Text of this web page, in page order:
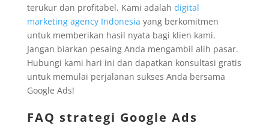
terukur dan profitabel. Kami adalah digital
marketing agency Indonesia yang berkomitmen
untuk memberikan hasil nyata bagi klien kami.
Jangan biarkan pesaing Anda mengambil alih pasar.
Hubungi kami hari ini dan dapatkan konsultasi gratis
untuk memulai perjalanan sukses Anda bersama
Google Ads!
FAQ strategi Google Ads